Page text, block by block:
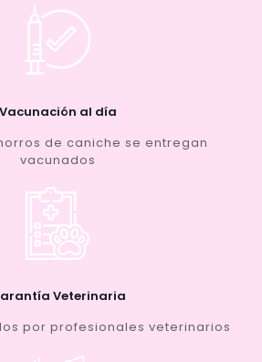
Vacunación al día
de caniche se entregan
vacunados
Veterinaria
por profesionales veterinarios